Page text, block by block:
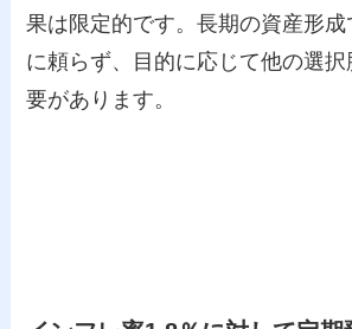
果は限定的です。長期の資産形
に頼らず、目的に応じて他の選
要があります。